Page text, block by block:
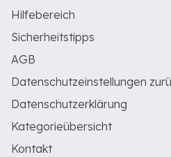
Hilfebereich
Sicherheitstipps
AGB
Datenschutzeinstellungen
Datenschutzerklärung
Kategorieübersicht
Kontakt